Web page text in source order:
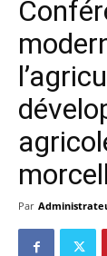
Par